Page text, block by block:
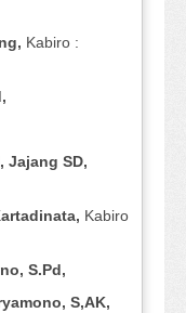
Kabiro :
Jajang SD,
Kabiro
S.Pd,
S,AK,